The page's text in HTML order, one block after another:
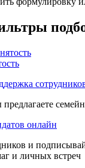
онлайн
и
и личных встреч